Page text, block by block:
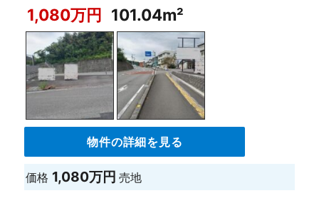
1,080万円 101.04m²
物件の詳細を見る
価格 1,080万円売地